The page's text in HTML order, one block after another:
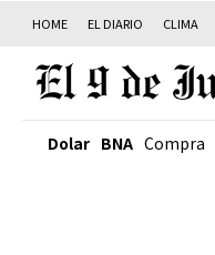
HOME EL DIARIO CLIMA
Dolar BNA Compra